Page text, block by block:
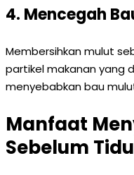
4. Mencegah
Membersihkan mulut
partikel makanan yang
menyebabkan bau
Manfaat
Sebelum